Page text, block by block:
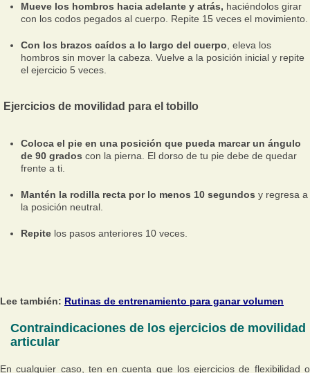
Mueve los hombros hacia adelante y atrás, haciéndolos girar
con los codos pegados al cuerpo. Repite 15 veces el movimiento.
Con los brazos caídos a lo largo del cuerpo , eleva los
hombros sin mover la cabeza. Vuelve a la posición inicial y repite
el ejercicio 5 veces.
Ejercicios de movilidad para el tobillo
Coloca el pie en una posición que pueda marcar un ángulo
de 90 grados con la pierna. El dorso de tu pie debe de quedar
frente a ti.
Mantén la rodilla recta por lo menos 10 segundos y regresa a
la posición neutral.
Repite los pasos anteriores 10 veces.
Lee también: Rutinas de entrenamiento para ganar volumen
Contraindicaciones de los ejercicios de movilidad
articular
En cualquier caso, ten en cuenta que los ejercicios de flexibilidad o